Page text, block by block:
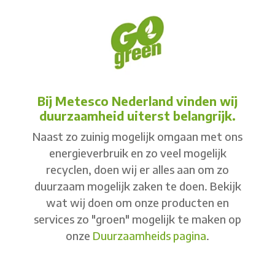
Bij Metesco Nederland vinden wij
duurzaamheid uiterst belangrijk.
Naast zo zuinig mogelijk omgaan met ons
energieverbruik en zo veel mogelijk
recyclen, doen wij er alles aan om zo
duurzaam mogelijk zaken te doen. Bekijk
wat wij doen om onze producten en
services zo "groen" mogelijk te maken op
onze Duurzaamheids pagina.